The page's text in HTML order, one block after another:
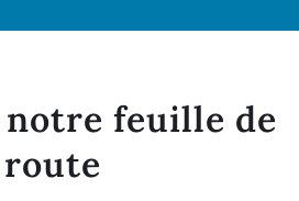
notre feuille de
route